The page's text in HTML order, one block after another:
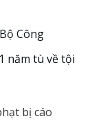
Công
năm tù về tội
bị cáo